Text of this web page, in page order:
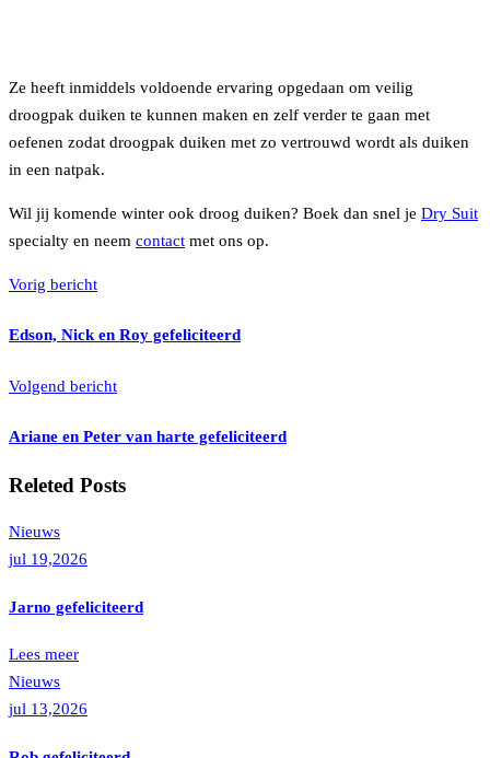
Ze heeft inmiddels voldoende ervaring opgedaan om veilig
droogpak duiken te kunnen maken en zelf verder te gaan met
oefenen zodat droogpak duiken met zo vertrouwd wordt als duiken
in een natpak.
Wil jij komende winter ook droog duiken? Boek dan snel je Dry Suit
specialty en neem contact met ons op.
Vorig bericht
Edson, Nick en Roy gefeliciteerd
Volgend bericht
Ariane en Peter van harte gefeliciteerd
Releted Posts
Nieuws
jul 19,2026
Jarno gefeliciteerd
Lees meer
Nieuws
jul 13,2026